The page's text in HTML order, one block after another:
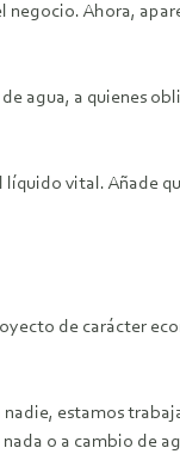
negocio. Ahora,
agua, a quienes
vital. Añade
de carácter
estamos
o a cambio de